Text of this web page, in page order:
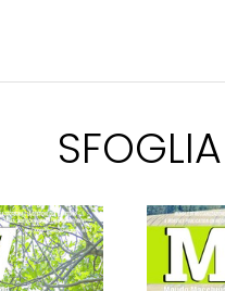
SFOGLIA